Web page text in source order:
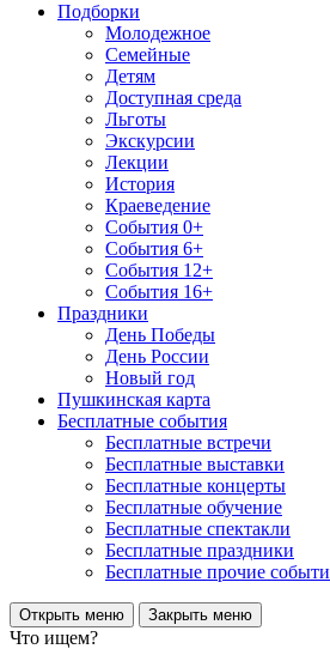
Подборки
Молодежное
Семейные
Детям
Доступная среда
Льготы
Экскурсии
Лекции
История
Краеведение
События 0+
События 6+
События 12+
События 16+
Праздники
День Победы
День России
Новый год
Пушкинская карта
Бесплатные события
Бесплатные встречи
Бесплатные выставки
Бесплатные концерты
Бесплатные обучение
Бесплатные спектакли
Бесплатные праздники
Бесплатные прочие
Открыть меню Закрыть меню
Что ищем?